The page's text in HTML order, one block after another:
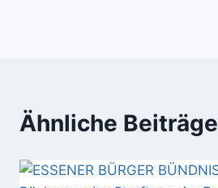
Ähnliche Beiträge